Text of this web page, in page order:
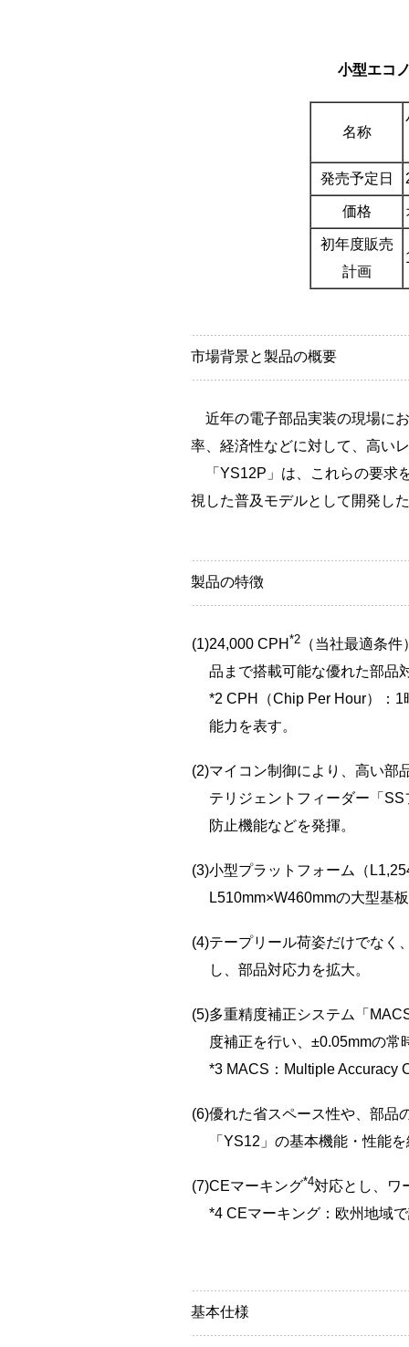
小型エコ
名称
発売予定日
価格
初年度販売
計画
市場背景と製品の概要
近年の電子部品実装の現場に
率、経済性などに対して、高い
「YS12P」は、これらの要求
視した普及モデルとして開発し
製品の特徴
(1)24,000 CPH *2 （当社最適条
品まで搭載可能な優れた部品
*2 CPH（Chip Per Hour）：
能力を表す。
(2)マイコン制御により、高い部
テリジェントフィーダー「
防止機能などを発揮。
(3)小型プラットフォーム（
L510mm×W460mmの大型基
(4)テープリール荷姿だけでなく
し、部品対応力を拡大。
(5)多重精度補正システム「
度補正を行い、±0.05mmの常
*3 MACS：Multiple Accuracy
(6)優れた省スペース性や、部品
「YS12」の基本機能・性能
(7)CEマーキング*4対応とし、ワ
*4 CEマーキング：欧州地域
基本仕様